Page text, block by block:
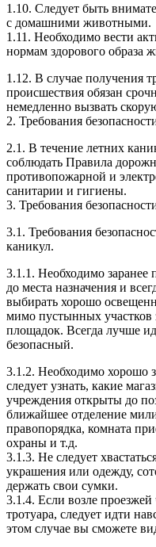
1.10. Следует быть
с домашними животными.
1.11. Необходимо вести
нормам здорового образа
1.12. В случае получения
происшествия обязан
немедленно вызвать
2. Требования
2.1. В течение летних
соблюдать Правила
противопожарной и
санитарии и гигиены.
3. Требования
3.1. Требования
каникул.
3.1.1. Необходимо заранее
до места назначения и
выбирать хорошо
мимо пустынных участков
площадок. Всегда лучше
безопасный.
3.1.2. Необходимо хорошо
следует узнать, какие
учреждения открыты до
ближайшее отделение
правопорядка, комната
охраны и т.д.
3.1.3. Не следует
украшения или одежду,
держать свои сумки.
3.1.4. Если возле
тротуара, следует идти
этом случае вы сможете